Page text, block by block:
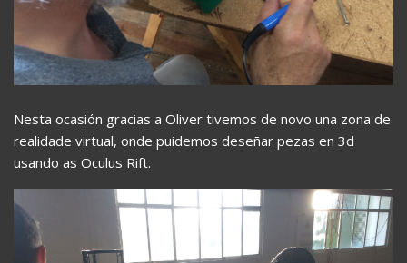
Nesta ocasión gracias a Oliver tivemos de novo una zona de
realidade virtual, onde puidemos deseñar pezas en 3d
usando as Oculus Rift.